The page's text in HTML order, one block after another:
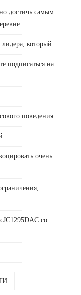
достичь самым
который.
подписаться на
поведения.
очень
со